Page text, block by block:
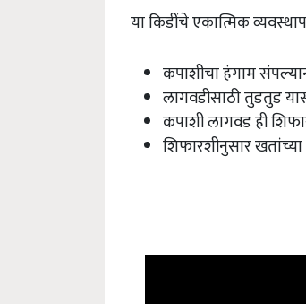
या किडींचे एकात्मिक
कपाशीचा हंगाम
लागवडीसाठी तुडतुड
कपाशी लागवड ही
शिफारशीनुसार खतांच्या